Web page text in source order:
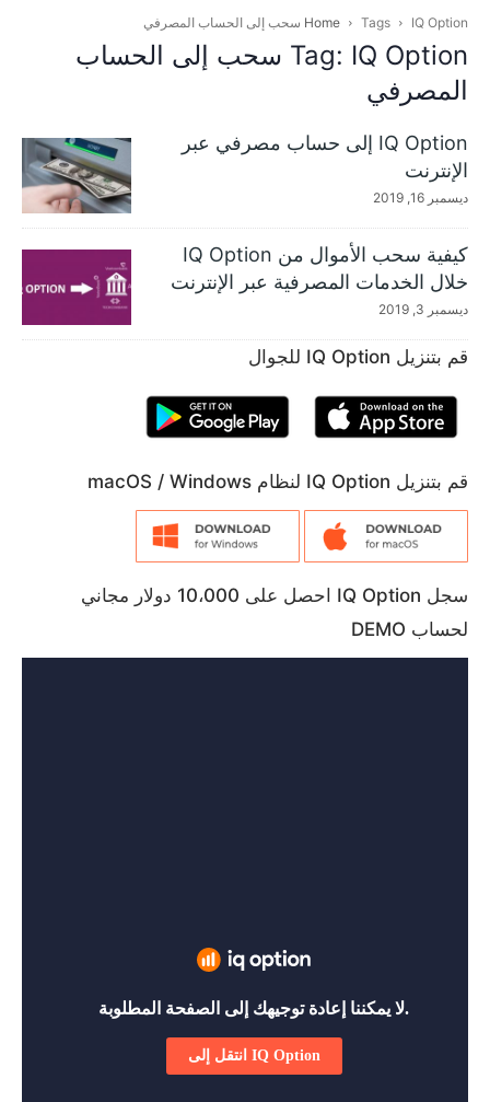
Home Tags IQ Option سحب إلى الحساب المصرفي
Tag: IQ Option سحب إلى الحساب
المصرفي
IQ Option إلى حساب مصرفي عبر
الإنترنت
ديسمبر 16, 2019
كيفية سحب الأموال من IQ Option
خلال الخدمات المصرفية عبر الإنترنت
ديسمبر 3, 2019
قم بتنزيل IQ Option للجوال
قم بتنزيل IQ Option لنظام macOS / Windows
سجل IQ Option احصل على 10،000 دولار مجاني
لحساب DEMO